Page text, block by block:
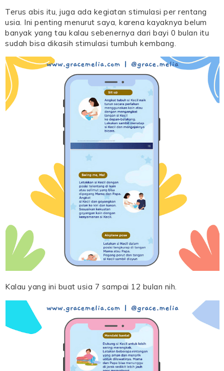
Terus abis itu, juga ada kegiatan stimulasi per rentang
usia. Ini penting menurut saya, karena kayaknya belum
banyak yang tau kalau sebenernya dari bayi 0 bulan itu
sudah bisa dikasih stimulasi tumbuh kembang.
Kalau yang ini buat usia 7 sampai 12 bulan nih.